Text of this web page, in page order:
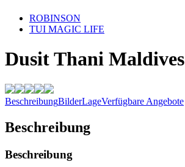
ROBINSON
TUI MAGIC LIFE
Dusit Thani Maldives
BeschreibungBilderLageVerfügbare Angebote
Beschreibung
Beschreibung